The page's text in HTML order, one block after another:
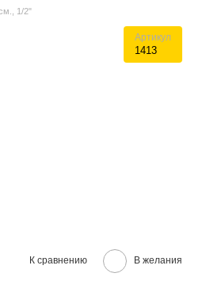
1/2"
Артикул
1413
К сравнению В желания